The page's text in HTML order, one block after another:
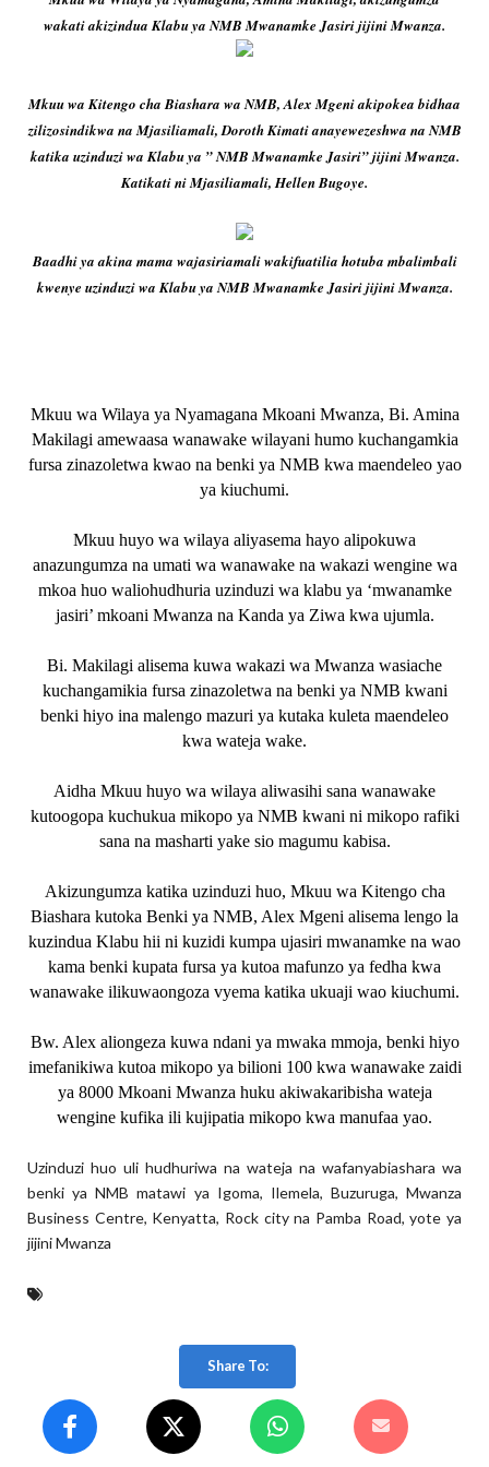
wakati akizindua Klabu ya NMB Mwanamke Jasiri jijini Mwanza.
Mkuu wa Kitengo cha Biashara wa NMB, Alex Mgeni akipokea bidhaa
zilizosindikwa na Mjasiliamali, Doroth Kimati anayewezeshwa na NMB
katika uzinduzi wa Klabu ya ” NMB Mwanamke Jasiri” jijini Mwanza.
Katikati ni Mjasiliamali, Hellen Bugoye.
Baadhi ya akina mama wajasiriamali wakifuatilia hotuba mbalimbali
kwenye uzinduzi wa Klabu ya NMB Mwanamke Jasiri jijini Mwanza.
Mkuu wa Wilaya ya Nyamagana Mkoani Mwanza, Bi. Amina
Makilagi amewaasa wanawake wilayani humo kuchangamkia
fursa zinazoletwa kwao na benki ya NMB kwa maendeleo yao
ya kiuchumi.
Mkuu huyo wa wilaya aliyasema hayo alipokuwa
anazungumza na umati wa wanawake na wakazi wengine wa
mkoa huo waliohudhuria uzinduzi wa klabu ya ‘mwanamke
jasiri’ mkoani Mwanza na Kanda ya Ziwa kwa ujumla.
Bi. Makilagi alisema kuwa wakazi wa Mwanza wasiache
kuchangamikia fursa zinazoletwa na benki ya NMB kwani
benki hiyo ina malengo mazuri ya kutaka kuleta maendeleo
kwa wateja wake.
Aidha Mkuu huyo wa wilaya aliwasihi sana wanawake
kutoogopa kuchukua mikopo ya NMB kwani ni mikopo rafiki
sana na masharti yake sio magumu kabisa.
Akizungumza katika uzinduzi huo, Mkuu wa Kitengo cha
Biashara kutoka Benki ya NMB, Alex Mgeni alisema lengo la
kuzindua Klabu hii ni kuzidi kumpa ujasiri mwanamke na wao
kama benki kupata fursa ya kutoa mafunzo ya fedha kwa
wanawake ilikuwaongoza vyema katika ukuaji wao kiuchumi.
Bw. Alex aliongeza kuwa ndani ya mwaka mmoja, benki hiyo
imefanikiwa kutoa mikopo ya bilioni 100 kwa wanawake zaidi
ya 8000 Mkoani Mwanza huku akiwakaribisha wateja
wengine kufika ili kujipatia mikopo kwa manufaa yao.
Uzinduzi huo uli hudhuriwa na wateja na wafanyabiashara wa
benki ya NMB matawi ya Igoma, Ilemela, Buzuruga, Mwanza
Business Centre, Kenyatta, Rock city na Pamba Road, yote ya
jijini Mwanza
Share To: